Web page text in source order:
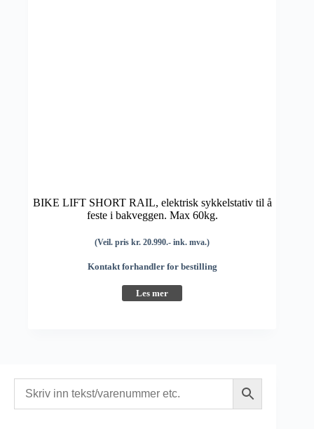
BIKE LIFT SHORT RAIL, elektrisk sykkelstativ til å
feste i bakveggen. Max 60kg.
(Veil. pris kr. 20.990.- ink. mva.)
Kontakt forhandler for bestilling
Les mer